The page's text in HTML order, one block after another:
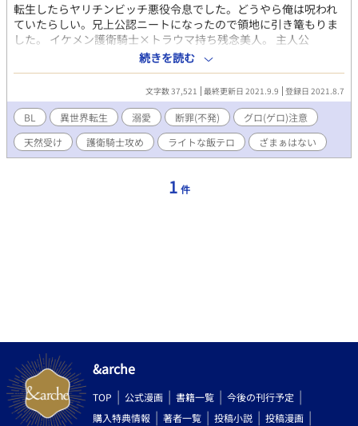
転生したらヤリチンビッチ悪役令息でした。どうやら俺は呪われ
ていたらしい。兄上公認ニートになったので領地に引き篭もりま
した。 イケメン護衛騎士×トラウマ持ち残念美人。 主人公
Tueeeeeeee！旦那Tueeeeeeee！ではなく、イチャイチャ暮らし
てるうちに周りが動いたり自滅したりして、いつのまにか全部終
わっちゃう話です。 深く考えずにお読みください。 お盆連休の勢
いで書き終わりました(*´ω｀*)9/9最終話です
**********************************************
ATTENTION
********************************************** ＊コメント閉
じてます。静かに連載(*´ω｀*) ＊主人公ゲロ吐きます。苦手な方
『7人の魔王シリーズ』、地球滅亡後100年くらい？ ＊9/9、15時
続きを読む
文字数 37,521 最終更新日 2021.9.9 登録日 2021.8.7
BL 異世界転生 溺愛 断罪(不発)
グロ(ゲロ)注意
天然受け
護衛騎士攻め ライトな飯テロ ざまぁはない
1 件
&arche
TOP 公式漫画 書籍一覧
今後の刊行予定
購入特典情報
著者一覧 投稿小説 投稿漫画